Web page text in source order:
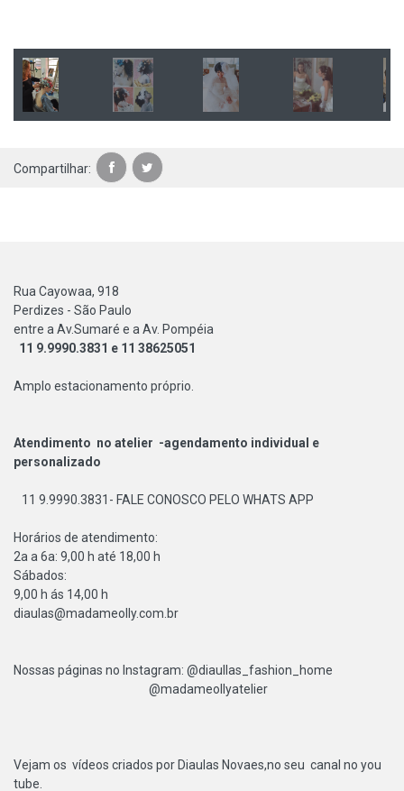
Compartilhar:
Rua Cayowaa, 918
Perdizes - São Paulo
entre a Av.Sumaré e a Av. Pompéia
11 9.9990.3831 e 11 38625051
Amplo estacionamento próprio.
Atendimento no atelier -agendamento individual e
personalizado
11 9.9990.3831- FALE CONOSCO PELO WHATS APP
Horários de atendimento:
2a a 6a: 9,00 h até 18,00 h
Sábados:
9,00 h ás 14,00 h
diaulas@madameolly.com.br
Nossas páginas no Instagram: @diaullas_fashion_home
@madameollyatelier
Vejam os vídeos criados por Diaulas Novaes,no seu canal no you
tube.